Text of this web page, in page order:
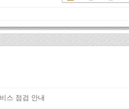
스 점검 안내